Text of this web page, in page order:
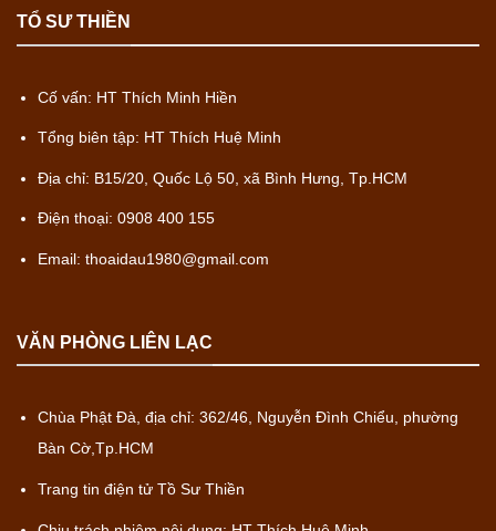
TỔ SƯ THIỀN
Cố vấn: HT Thích Minh Hiền
Tổng biên tập: HT Thích Huệ Minh
Địa chỉ: B15/20, Quốc Lộ 50, xã Bình Hưng, Tp.HCM
Điện thoại: 0908 400 155
Email: thoaidau1980@gmail.com
VĂN PHÒNG LIÊN LẠC
Chùa Phật Đà, địa chỉ: 362/46, Nguyễn Đình Chiểu, phường
Bàn Cờ,Tp.HCM
Trang tin điện tử Tồ Sư Thiền